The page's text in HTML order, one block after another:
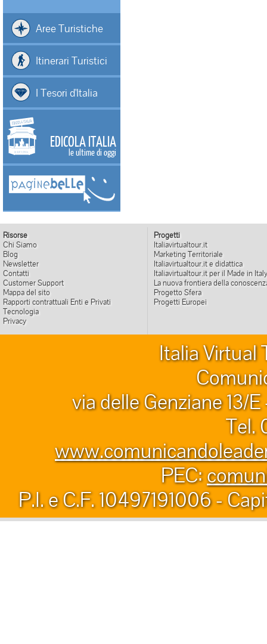
Aree Turistiche
Itinerari Turistici
I Tesori d'Italia
EDICOLA ITALIA
le ultime di oggi
Risorse
Chi Siamo
Blog
Newsletter
Contatti
Customer Support
Mappa del sito
Rapporti contrattuali Enti e Privati
Tecnologia
Privacy
Progetti
Italiavirtualtour.it
Marketing Territoriale
Italiavirtualtour.it e didattica
Italiavirtualtour.it per il Made in Italy
La nuova frontiera della
Progetto Sfera
Progetti Europei
Italia Virtual
via delle Genziane 13/
Tel.
PEC:
P.I. e C.F. 10497191006 -